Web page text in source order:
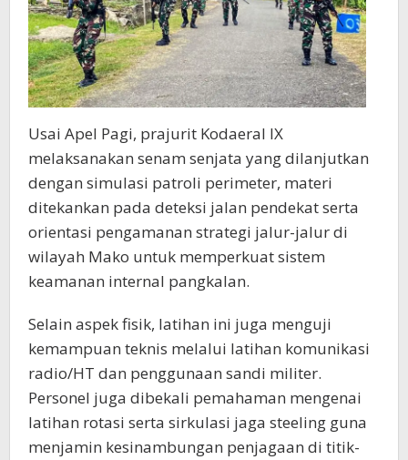
Usai Apel Pagi, prajurit Kodaeral IX
melaksanakan senam senjata yang dilanjutkan
dengan simulasi patroli perimeter, materi
ditekankan pada deteksi jalan pendekat serta
orientasi pengamanan strategi jalur-jalur di
wilayah Mako untuk memperkuat sistem
keamanan internal pangkalan.
Selain aspek fisik, latihan ini juga menguji
kemampuan teknis melalui latihan komunikasi
radio/HT dan penggunaan sandi militer.
Personel juga dibekali pemahaman mengenai
latihan rotasi serta sirkulasi jaga steeling guna
menjamin kesinambungan penjagaan di titik-